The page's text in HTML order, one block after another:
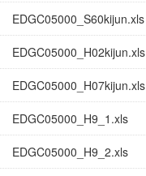
EDGC05000_S60kijun.xls
EDGC05000_H02kijun.xls
EDGC05000_H07kijun.xls
EDGC05000_H9_1.xls
EDGC05000_H9_2.xls